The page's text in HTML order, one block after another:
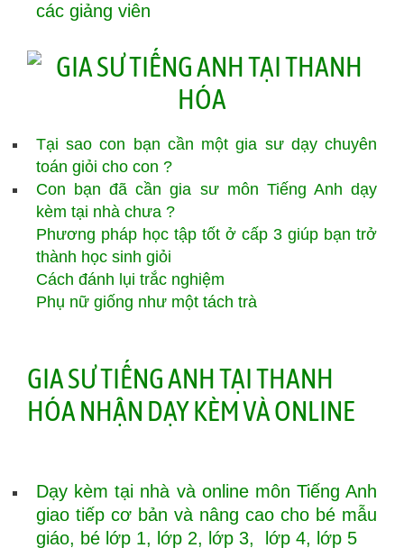
các giảng viên
Tại sao con bạn cần một gia sư dạy chuyên
toán giỏi cho con ?
Con bạn đã cần gia sư môn Tiếng Anh dạy
kèm tại nhà chưa ?
Phương pháp học tập tốt ở cấp 3 giúp bạn trở
thành học sinh giỏi
Cách đánh lụi trắc nghiệm
Phụ nữ giống như một tách trà
GIA SƯ TIẾNG ANH TẠI THANH
HÓA NHẬN DẠY KÈM VÀ ONLINE
Dạy kèm tại nhà và online môn Tiếng Anh
giao tiếp cơ bản và nâng cao cho bé mẫu
giáo, bé lớp 1, lớp 2, lớp 3, lớp 4, lớp 5